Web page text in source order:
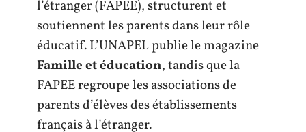
l’étranger (FAPEE), structurent et
soutiennent les parents dans leur rôle
éducatif. L’UNAPEL publie le magazine
Famille et éducation, tandis que la
FAPEE regroupe les associations de
parents d’élèves des établissements
français à l’étranger.